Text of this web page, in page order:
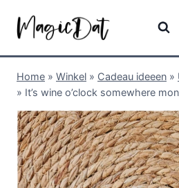
Home » Winkel » Cadeau ideeen »
» It’s wine o’clock somewhere